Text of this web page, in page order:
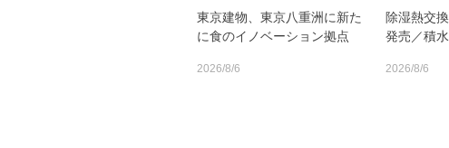
東京建物、東京八重洲に新た
に食のイノベーション拠点
2026/8/6
除湿熱交
発売／積
2026/8/6